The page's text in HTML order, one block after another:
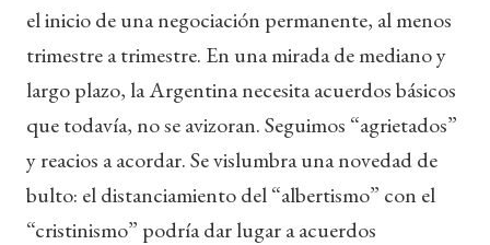
el inicio de una negociación permanente, al menos
trimestre a trimestre. En una mirada de mediano y
largo plazo, la Argentina necesita acuerdos básicos
que todavía, no se avizoran. Seguimos “agrietados”
y reacios a acordar. Se vislumbra una novedad de
bulto: el distanciamiento del “albertismo” con el
“cristinismo” podría dar lugar a acuerdos